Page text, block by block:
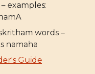
examples:
words –
namaha
Guide